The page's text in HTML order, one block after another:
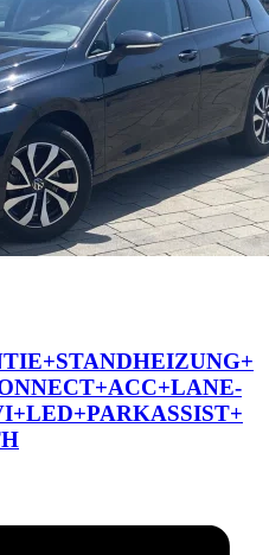
STANDHEIZUNG+
ACC+LANE-
LED+PARKASSIST+